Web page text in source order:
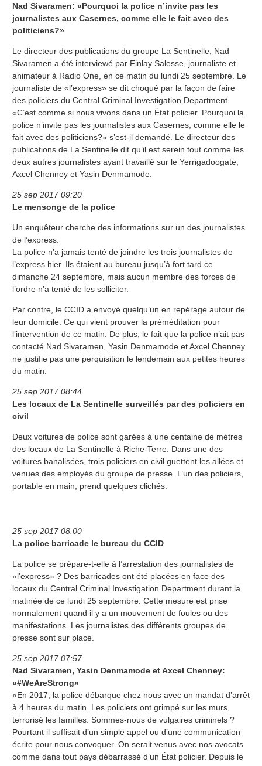
Nad Sivaramen: «Pourquoi la police n’invite pas les
journalistes aux Casernes, comme elle le fait avec des
politiciens?»
Le directeur des publications du groupe La Sentinelle, Nad
Sivaramen a été interviewé par Finlay Salesse, journaliste et
animateur à Radio One, en ce matin du lundi 25 septembre. Le
journaliste de «l’express» se dit choqué par la façon de faire
des policiers du Central Criminal Investigation Department.
«C’est comme si nous vivons dans un État policier. Pourquoi la
police n’invite pas les journalistes aux Casernes, comme elle le
fait avec des politiciens?» s’est-il demandé. Le directeur des
publications de La Sentinelle dit qu’il est serein tout comme les
deux autres journalistes ayant travaillé sur le Yerrigadoogate,
Axcel Chenney et Yasin Denmamode.
25 sep 2017 09:20
Le mensonge de la police
Un enquêteur cherche des informations sur un des journalistes
de l’express.
La police n’a jamais tenté de joindre les trois journalistes de
l’express hier. Ils étaient au bureau jusqu’à fort tard ce
dimanche 24 septembre, mais aucun membre des forces de
l’ordre n’a tenté de les solliciter.
Par contre, le CCID a envoyé quelqu’un en repérage autour de
leur domicile. Ce qui vient prouver la préméditation pour
l’intervention de ce matin. De plus, le fait que la police n’ait pas
contacté Nad Sivaramen, Yasin Denmamode et Axcel Chenney
ne justifie pas une perquisition le lendemain aux petites heures
du matin.
25 sep 2017 08:44
Les locaux de La Sentinelle surveillés par des policiers en
civil
Deux voitures de police sont garées à une centaine de mètres
des locaux de La Sentinelle à Riche-Terre. Dans une des
voitures banalisées, trois policiers en civil guettent les allées et
venues des employés du groupe de presse. L’un des policiers,
portable en main, prend quelques clichés.
25 sep 2017 08:00
La police barricade le bureau du CCID
La police se prépare-t-elle à l’arrestation des journalistes de
«l’express» ? Des barricades ont été placées en face des
locaux du Central Criminal Investigation Department durant la
matinée de ce lundi 25 septembre. Cette mesure est prise
normalement quand il y a un mouvement de foules ou des
manifestations. Les journalistes des différents groupes de
presse sont sur place.
25 sep 201707:57
Nad Sivaramen, Yasin Denmamode et Axcel Chenney:
«#WeAreStrong»
«En 2017, la police débarque chez nous avec un mandat d’arrêt
à 4 heures du matin. Les policiers ont grimpé sur les murs,
terrorisé les familles. Sommes-nous de vulgaires criminels ?
Pourtant il suffisait d’un simple appel ou d’une communication
écrite pour nous convoquer. On serait venus avec nos avocats
comme dans tout pays débarrassé d’un État policier. Depuis le